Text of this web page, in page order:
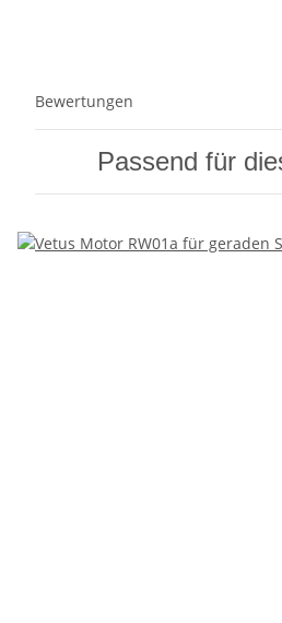
Bewertungen
Passend für